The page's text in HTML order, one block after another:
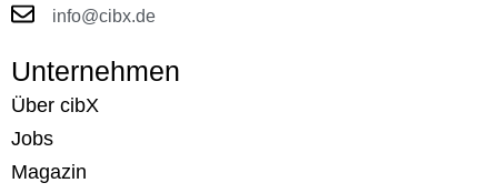
info@cibx.de
Unternehmen
Über cibX
Jobs
Magazin